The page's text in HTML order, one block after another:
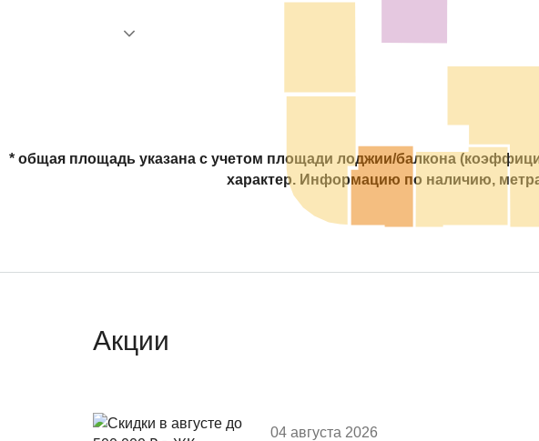
* общая площадь указана с учетом площади лоджии/балкона
характер. Информацию по наличию,
Акции
04 августа 2026